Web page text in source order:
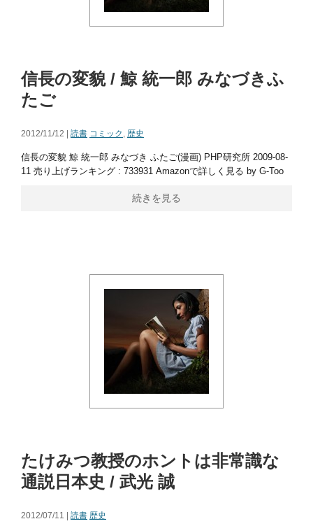
信長の変貌 / 鯨 統一郎 みなづきふ
たご
2012/11/12 | 読書 コミック , 歴史
信長の変貌 鯨 統一郎 みなづき ふたご(漫画) PHP研究所 2009-08-
11 売り上げランキング : 733931 Amazonで詳しく見る by G-Too
続きを見る
たけみつ教授のホントは非常識な
通説日本史 / 武光 誠
2012/07/11 | 読書 歴史